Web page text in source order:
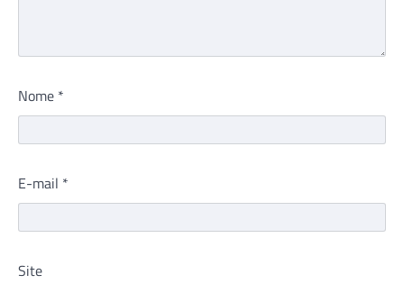
Nome *
E-mail *
Site